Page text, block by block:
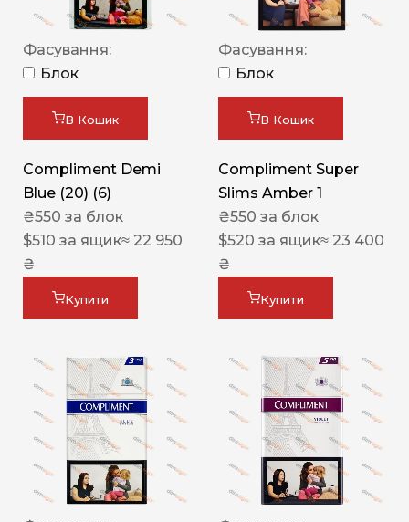
Фасування:
Блок
В Кошик
Compliment Demi
Blue (20) (6)
₴550 за блок
$510 за ящик≈ 22 950
₴
Купити
Фасування:
Блок
В Кошик
Compliment Super
Slims Amber 1
₴550 за блок
$520 за ящик≈ 23 400
₴
Купити